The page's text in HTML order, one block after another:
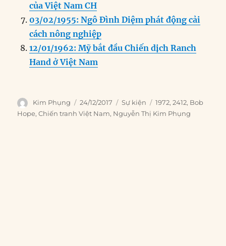
của Việt Nam CH
03/02/1955: Ngô Đình Diệm phát động cải
cách nông nghiệp
12/01/1962: Mỹ bắt đầu Chiến dịch Ranch
Hand ở Việt Nam
Author
Kim Phụng
Posted
on
24/12/2017 Categories
Sự kiện Tags
1972,2412, Bob
Hope,Chiến tranh Việt Nam, Nguyễn Thị Kim Phụng